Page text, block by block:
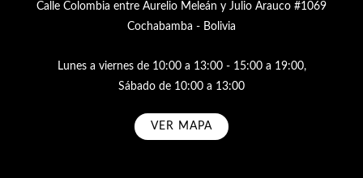
Calle Colombia entre Aurelio Meleán y Julio Arauco #1069
Cochabamba - Bolivia
Lunes a viernes de 10:00 a 13:00 - 15:00 a 19:00,
Sábado de 10:00 a 13:00
VER MAPA